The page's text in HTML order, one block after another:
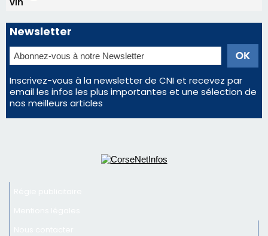
Régie publicitaire
Mentions légales
Nous contacter